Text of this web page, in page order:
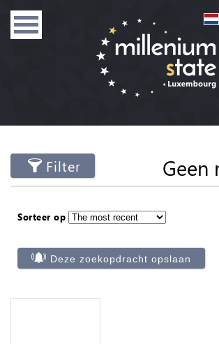
Filter Geen
Sorteer op
Deze zoekopdracht opslaan